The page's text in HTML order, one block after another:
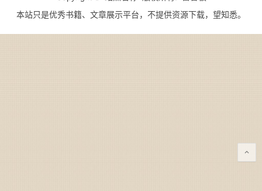
本站只是优秀书籍、文章展示平台，不提供资源下载，望知悉。